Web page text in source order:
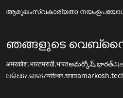
ആമുഖംസ്വകാര്യതാ നയം
ഞങ്ങളുടെ
अमरकोश.भारतमराठी.भारतఅమర్కోష్.భారత్
ଅଭିଧାନ.ଭାରତঅভিধান.ভারত